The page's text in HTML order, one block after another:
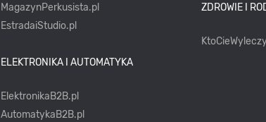
MagazynPerkusista.pl
EstradaiStudio.pl
ELEKTRONIKA I AUTOMATYKA
ElektronikaB2B.pl
AutomatykaB2B.pl
ZDROWIE I